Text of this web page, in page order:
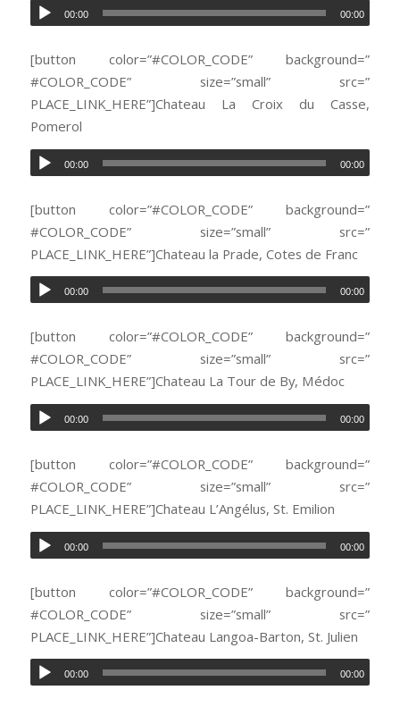
00:00 00:00
[button color=”#COLOR_CODE” background=”
#COLOR_CODE” size=”small” src=”
PLACE_LINK_HERE”]Chateau La Croix du Casse,
Pomerol
00:00 00:00
[button color=”#COLOR_CODE” background=”
#COLOR_CODE” size=”small” src=”
PLACE_LINK_HERE”]Chateau la Prade, Cotes de Franc
00:00 00:00
[button color=”#COLOR_CODE” background=”
#COLOR_CODE” size=”small” src=”
PLACE_LINK_HERE”]Chateau La Tour de By, Médoc
00:00 00:00
[button color=”#COLOR_CODE” background=”
#COLOR_CODE” size=”small” src=”
PLACE_LINK_HERE”]Chateau L’Angélus, St. Emilion
00:00 00:00
[button color=”#COLOR_CODE” background=”
#COLOR_CODE” size=”small” src=”
PLACE_LINK_HERE”]Chateau Langoa-Barton, St. Julien
00:00 00:00